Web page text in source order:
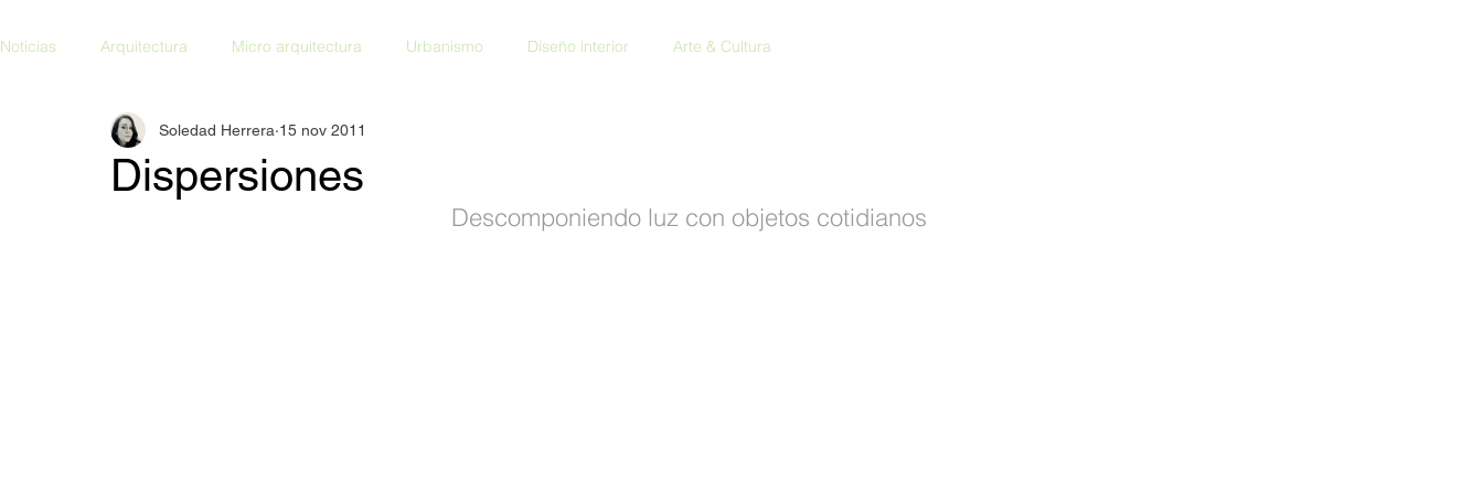
Noticias Arquitectura Micro arquitectura Urbanismo Diseño interior Arte & Cultura
Dispersiones
Soledad Herrera 15 nov 2011
Descomponiendo luz con objetos cotidianos